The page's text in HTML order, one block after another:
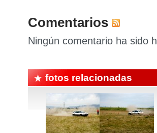
Comentarios
Ningún comentario ha sido
fotos relacionadas